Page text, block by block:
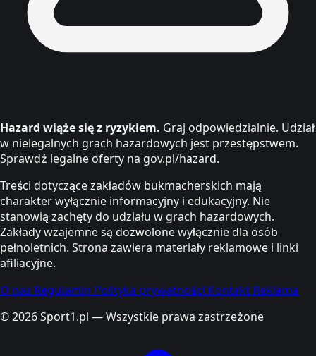
Hazard wiąże się z ryzykiem. Graj odpowiedzialnie. Udział
w nielegalnych grach hazardowych jest przestępstwem.
Sprawdź legalne oferty na gov.pl/hazard.
Treści dotyczące zakładów bukmacherskich mają
charakter wyłącznie informacyjny i edukacyjny. Nie
stanowią zachęty do udziału w grach hazardowych.
Zakłady wzajemne są dozwolone wyłącznie dla osób
pełnoletnich. Strona zawiera materiały reklamowe i linki
afiliacyjne.
O nas Regulamin Polityka prywatności Kontakt Reklama
© 2026 Sport1.pl — Wszystkie prawa zastrzeżone